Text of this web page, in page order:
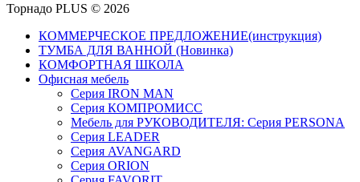
Торнадо PLUS © 2026
КОММЕРЧЕСКОЕ ПРЕДЛОЖЕНИЕ(инструкция)
ТУМБА ДЛЯ ВАННОЙ (Новинка)
КОМФОРТНАЯ ШКОЛА
Офисная мебель
Серия IRON MAN
Серия КОМПРОМИСС
Мебель для РУКОВОДИТЕЛЯ: Серия PERSONA
Серия LEADER
Серия AVANGARD
Серия ORION